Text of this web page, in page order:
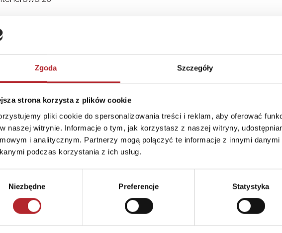
Zgoda Szczegóły
strona korzysta z plików cookie
pliki cookie do spersonalizowania treści i reklam, aby oferować
naszej witrynie. Informacje o tym, jak korzystasz z naszej witryny,
i analitycznym. Partnerzy mogą połączyć te informacje z innymi
podczas korzystania z ich usług.
Niezbędne Preferencje Statystyka